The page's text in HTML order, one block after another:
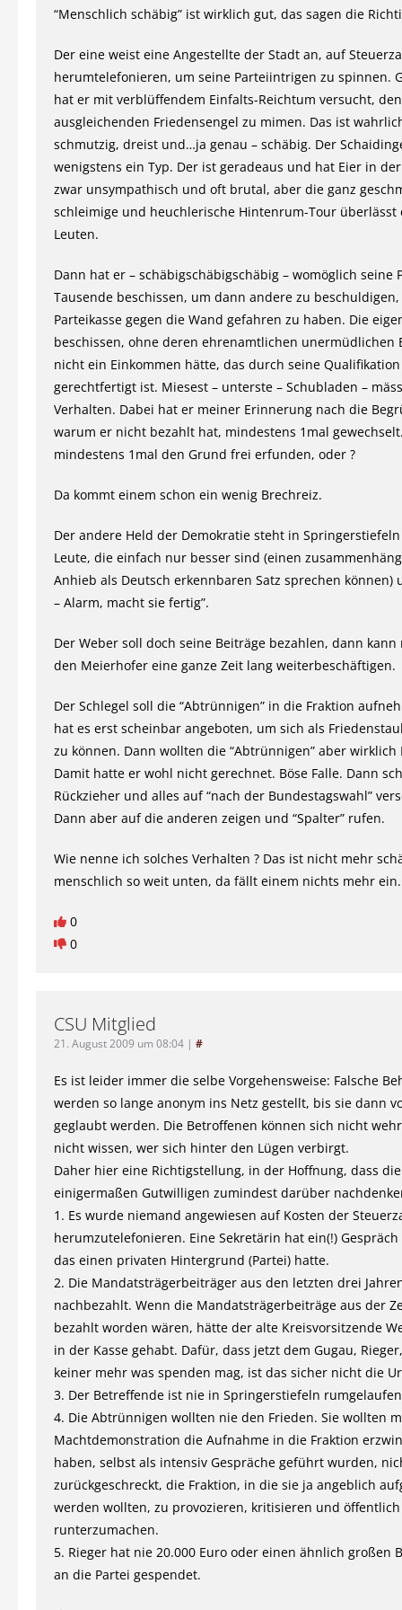
“Menschlich schäbig” ist wirklich gut, das sagen die
Der eine weist eine Angestellte der Stadt an, auf
herumtelefonieren, um seine Parteiintrigen zu spinnen.
hat er mit verblüffendem Einfalts-Reichtum versucht, den
ausgleichenden Friedensengel zu mimen. Das ist
schmutzig, dreist und…ja genau – schäbig. Der
wenigstens ein Typ. Der ist geradeaus und hat Eier in
zwar unsympathisch und oft brutal, aber die ganz
schleimige und heuchlerische Hintenrum-Tour überlässt
Leuten.
Dann hat er – schäbigschäbigschäbig – womöglich seine
Tausende beschissen, um dann andere zu
Parteikasse gegen die Wand gefahren zu haben. Die
beschissen, ohne deren ehrenamtlichen unermüdlichen
nicht ein Einkommen hätte, das durch seine
gerechtfertigt ist. Miesest – unterste – Schubladen –
Verhalten. Dabei hat er meiner Erinnerung nach die
warum er nicht bezahlt hat, mindestens 1mal
mindestens 1mal den Grund frei erfunden, oder ?
Da kommt einem schon ein wenig Brechreiz.
Der andere Held der Demokratie steht in
Leute, die einfach nur besser sind (einen
Anhieb als Deutsch erkennbaren Satz sprechen können)
– Alarm, macht sie fertig”.
Der Weber soll doch seine Beiträge bezahlen, dann kann
den Meierhofer eine ganze Zeit lang weiterbeschäftigen.
Der Schlegel soll die “Abtrünnigen” in die Fraktion
hat es erst scheinbar angeboten, um sich als
zu können. Dann wollten die “Abtrünnigen” aber wirklich
Damit hatte er wohl nicht gerechnet. Böse Falle. Dann
Rückzieher und alles auf “nach der Bundestagswahl”
Dann aber auf die anderen zeigen und “Spalter” rufen.
Wie nenne ich solches Verhalten ? Das ist nicht mehr
menschlich so weit unten, da fällt einem nichts mehr ein.
0
0
CSU Mitglied
21. August 2009 um 08:04 | #
Es ist leider immer die selbe Vorgehensweise: Falsche
werden so lange anonym ins Netz gestellt, bis sie dann
geglaubt werden. Die Betroffenen können sich nicht
nicht wissen, wer sich hinter den Lügen verbirgt.
Daher hier eine Richtigstellung, in der Hoffnung, dass die
einigermaßen Gutwilligen zumindest darüber
1. Es wurde niemand angewiesen auf Kosten der
herumzutelefonieren. Eine Sekretärin hat ein(!)
das einen privaten Hintergrund (Partei) hatte.
2. Die Mandatsträgerbeiträger aus den letzten drei
nachbezahlt. Wenn die Mandatsträgerbeiträge aus der
bezahlt worden wären, hätte der alte Kreisvorsitzende
in der Kasse gehabt. Dafür, dass jetzt dem Gugau,
keiner mehr was spenden mag, ist das sicher nicht die
3. Der Betreffende ist nie in Springerstiefeln
4. Die Abtrünnigen wollten nie den Frieden. Sie wollten
Machtdemonstration die Aufnahme in die Fraktion
haben, selbst als intensiv Gespräche geführt wurden,
zurückgeschreckt, die Fraktion, in die sie ja angeblich
werden wollten, zu provozieren, kritisieren und öffentlich
runterzumachen.
5. Rieger hat nie 20.000 Euro oder einen ähnlich großen
an die Partei gespendet.